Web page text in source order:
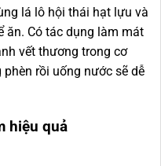
lá lô hội thái hạt lựu và
ăn. Có tác dụng làm mát
vết thương trong cơ
rồi uống nước sẽ dễ
hiệu quả